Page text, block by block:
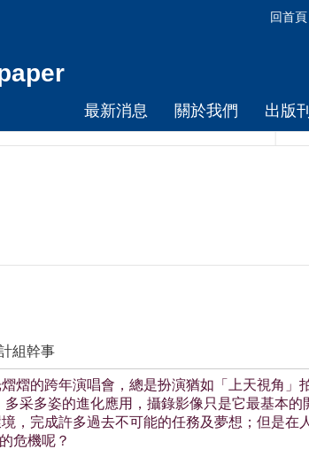
回首頁
最新消息 關於我們 出版
組幹事
熠的跨年演唱會，總是扮演猶如「上天視角
采多姿的進化應用，攝錄影像只是它最基本
，完成許多過去不可能的任務及夢想；但是
危機呢？